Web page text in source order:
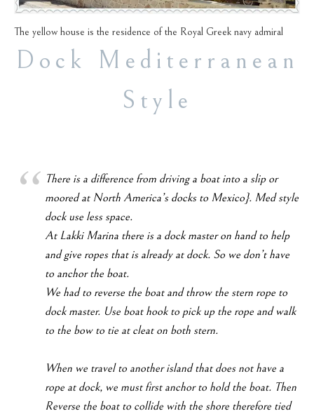
The yellow house is the residence of the Royal Greek navy admiral
Dock Mediterranean
Style
There is a difference from driving a boat into a slip or
moored at North America’s docks to Mexico}. Med style
dock use less space.
At Lakki Marina there is a dock master on hand to help
and give ropes that is already at dock. So we don’t have
to anchor the boat.
We had to reverse the boat and throw the stern rope to
dock master. Use boat hook to pick up the rope and walk
to the bow to tie at cleat on both stern.
When we travel to another island that does not have a
rope at dock, we must first anchor to hold the boat. Then
Reverse the boat to collide with the shore therefore tied